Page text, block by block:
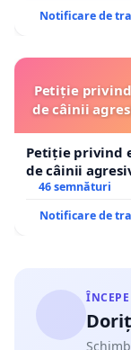
Notificare de
Petiție
de câinii
Petiție privind
de câinii
46 semnături
Notificare de